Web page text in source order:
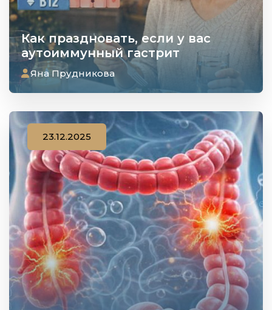
Как праздновать, если у вас
аутоиммунный гастрит
Яна Прудникова
23.12.2025